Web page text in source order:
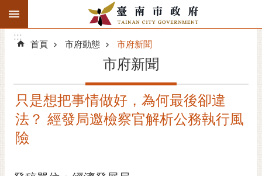
跳到主要內容區塊
搜
階
精彩府城
市府動態
:::
:::
首頁 市府動態 市府新聞
市府新聞
只是想把事情做好，為何最後卻違
法？ 經發局邀檢察官解析公務執行風
險